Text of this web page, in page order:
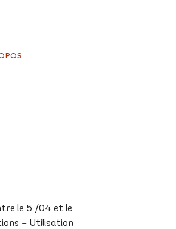
le 5 /04 et le
– Utilisation